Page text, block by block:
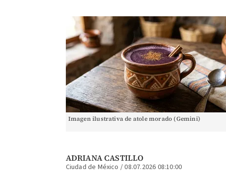
Imagen ilustrativa de atole morado (Gemini)
ADRIANA CASTILLO
Ciudad de México /08.07.2026 08:10:00